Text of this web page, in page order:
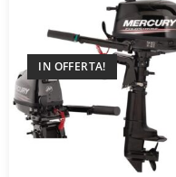
IN OFFERTA!